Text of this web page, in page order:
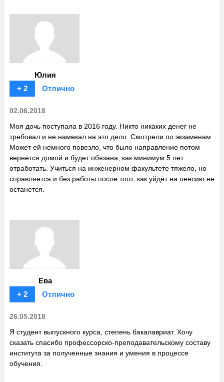
Юлия
+ 2
Отлично
02.06.2018
Моя дочь поступала в 2016 году. Никто никаких денег не
требовал и не намекал на это дело. Смотрели по экзаменам.
Может ей немного повезло, что было направление потом
вернётся домой и будет обязана, как минимум 5 лет
отработать. Учиться на инженерном факультете тяжело, но
справляется и без работы после того, как уйдёт на пенсию не
останется.
Ева
+ 2
Отлично
26.05.2018
Я студент выпускного курса, степень бакалавриат. Хочу
сказать спасибо профессорско-преподавательскому составу
института за полученные знания и умения в процессе
обучения.